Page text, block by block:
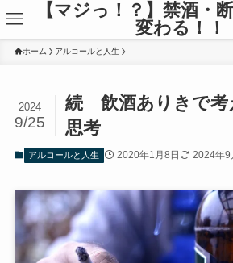
【マジっ！？】禁酒・
変わる！！
ホーム アルコールと人生
続 飲酒ありきで考
思考
2024
9/25
アルコールと人生 2020年1月8日 2024年9